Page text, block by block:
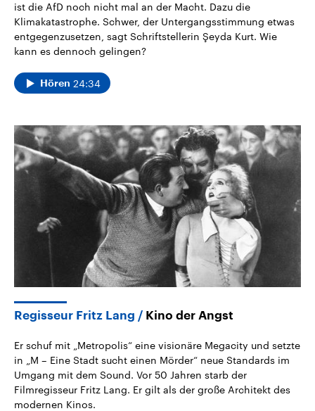
ist die AfD noch nicht mal an der Macht. Dazu die
Klimakatastrophe. Schwer, der Untergangsstimmung etwas
entgegenzusetzen, sagt Schriftstellerin Şeyda Kurt. Wie
kann es dennoch gelingen?
Hören 24:34
Regisseur Fritz Lang Kino der Angst
Er schuf mit „Metropolis“ eine visionäre Megacity und setzte
in „M – Eine Stadt sucht einen Mörder“ neue Standards im
Umgang mit dem Sound. Vor 50 Jahren starb der
Filmregisseur Fritz Lang. Er gilt als der große Architekt des
modernen Kinos.